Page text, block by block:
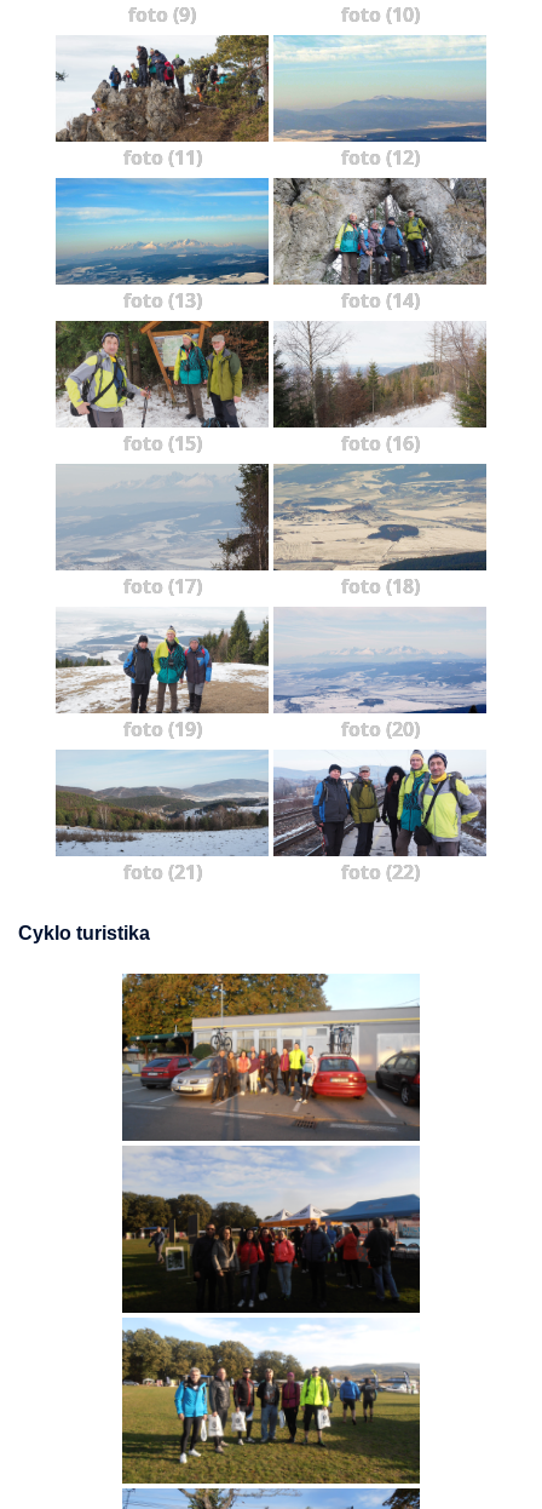
foto (9) foto (10)
foto (11) foto (12)
foto (13) foto (14)
foto (15) foto (16)
foto (17) foto (18)
foto (19) foto (20)
foto (21) foto (22)
Cyklo turistika